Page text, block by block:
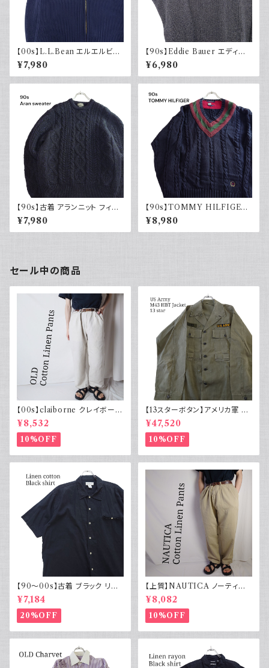
【00s】L.L.Bean エルエルビー
ン ドライバーズニット リブ編み
ネイビー セーター コットンニッ
ト 古着 アウトドア
¥7,980
【90s】Eddie Bauer エディー
バウアー コットンニット ハーフ
ジップ USA製 グレー 90年代
古着
¥6,980
【90s】古着 アランニット フィッ
シャマンセーター ブラックネイ
ビー 黒紺 ウール 90年代 ヴィ
ンテージ Vintage
¥7,980
【90s】TOMMY HILFIGER
トミーヒルフィガー オールドトミ
ー チルデンニット コットン セー
ター ネイビー 刺繍 90年代
¥8,980
セール中の商品
【00s】claiborne クレイボーン
リネンコットンパンツ ツータック
¥8,532
10%OFF
【13スターボタン】アメリカ軍 M
43 HBT ジャケット パッチ 軍物
実物
¥47,520
10%OFF
【90～00s】古着 ブラック リネ
ンコットンシャツ 黒 ボックスシ
ルエット
¥7,184
20%OFF
【上質】NAUTICA ノーティカ
コットンリネンパンツ ツータック
¥8,082
10%OFF